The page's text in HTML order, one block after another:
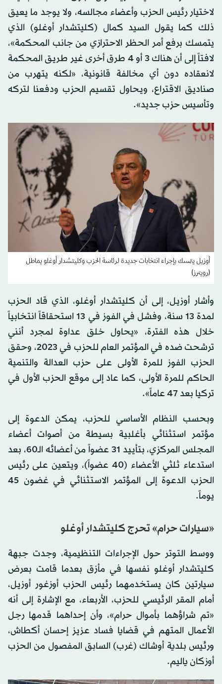
لاختيار رئيس الحزب وأعضاء مجالسه، ولا يوجد ما يعيق
ذلك كما يقول السيد كمال (كليتشدار أوغلو) الذي
يتمسك برفع أمر الحظر الاحترازي من جانب المحكمة»،
لافتاً إلى أن هناك 3 أو 4 طرق أخرى غير طريق المحكمة
لانعقاده دون أي مخالفة قانونية، «لكنه يتهرب من
صناديق الاقتراع، ويحاول تقسيم الحزب ودفعنا لتركه
وتأسيس حزب جديد».
أوزيل يتمسك بإجراء انتخابات جديدة لرئاسة الحزب وكليتشدار أوغلو يماطل
(رويترز)
وأشار أوزيل، إلى أن كليتشدار أوغلو، الذي قاد الحزب
لمدة 13 سنة، وفشل في الفوز في 13 استحقاقاً انتخابياً
خلال هذه الفترة، «يحاول خلق عداوة لمجرد أنني
ترشحت ضده في المؤتمر العام للحزب في 2023، وحقق
الحزب الفوز للمرة الأولى على حزب العدالة والتنمية
الحاكم للمرة الأولى، كما عاد إلى موقع الحزب الأول في
تركيا بعد 47 عاماً».
وبحسب النظام الأساسي للحزب، يمكن الدعوة إلى
مؤتمر استثنائي بأغلبية بسيطة من أصوات أعضاء
المجلس المركزي، بتأييد 31 عضواً من أعضائه الـ60، بعد
استدعاء ثلثي الأعضاء (40 عضواً)، ويتعين على رئيس
الحزب الدعوة إلى المؤتمر الاستثنائي في غضون 45
يوماً.
«سيارات حرام» تحرج كليتشدار أوغلو
ووسط التوتر حول الإجراءات التنظيمية، وجدت جبهة
كليتشدار أوغلو نفسها في مأزق بعدما قامت بعرض
سيارتين كان يستخدمهما رئيس الحزب أوزغور أوزيل،
أمام المقر الرئيسي للحزب، الأربعاء، مع الإشارة إلى أنه
«تم شراؤهما بأموال حرام»، وأن إحداهما قدمها رجل
الأعمال المتهم في قضايا فساد عزيز إحسان أكطاش،
ورئيس بلدية أوشاك (غرب) السابق المفصول من الحزب
أوزكان ياليم.